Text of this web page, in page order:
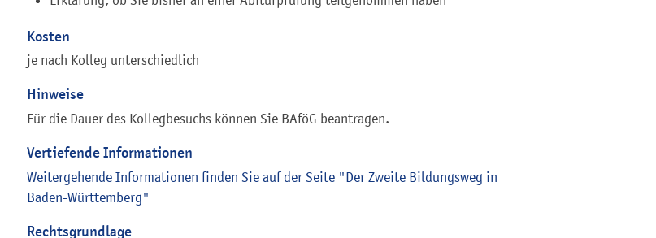
Kosten
je nach Kolleg unterschiedlich
Hinweise
Für die Dauer des Kollegbesuchs können Sie BAföG beantragen.
Vertiefende Informationen
Weitergehende Informationen finden Sie auf der Seite "Der Zweite Bildungsweg in
Baden-Württemberg"
Rechtsgrundlage